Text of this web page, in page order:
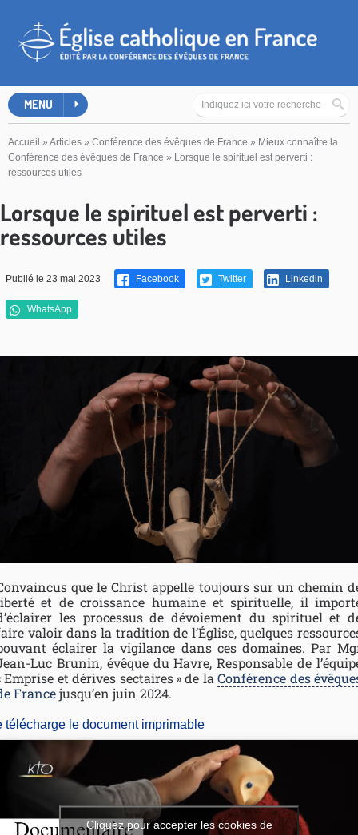
MENU
Accueil » Articles » Conférence des évêques de France » Mieux connaître la
Conférence des évêques de France » Lorsque le spirituel est perverti :
ressources utiles
Lorsque le spirituel est perverti :
ressources utiles
Publié le 23 mai 2023 Facebook Twitter Linkedin
WhatsApp
que le Christ appelle toujours sur un chemin
et de croissance humaine et spirituelle, il
les processus de dévoiement du spirituel et
valoir dans la tradition de l’Église, quelques
éclairer la vigilance dans ces domaines. Par
Luc Brunin, évêque du Havre, Responsable de
Emprise et dérives sectaires » de la Conférence des
Francejusqu’en juin 2024.
télécharge le document imprimable
Cliquez pour accepter les cookies de